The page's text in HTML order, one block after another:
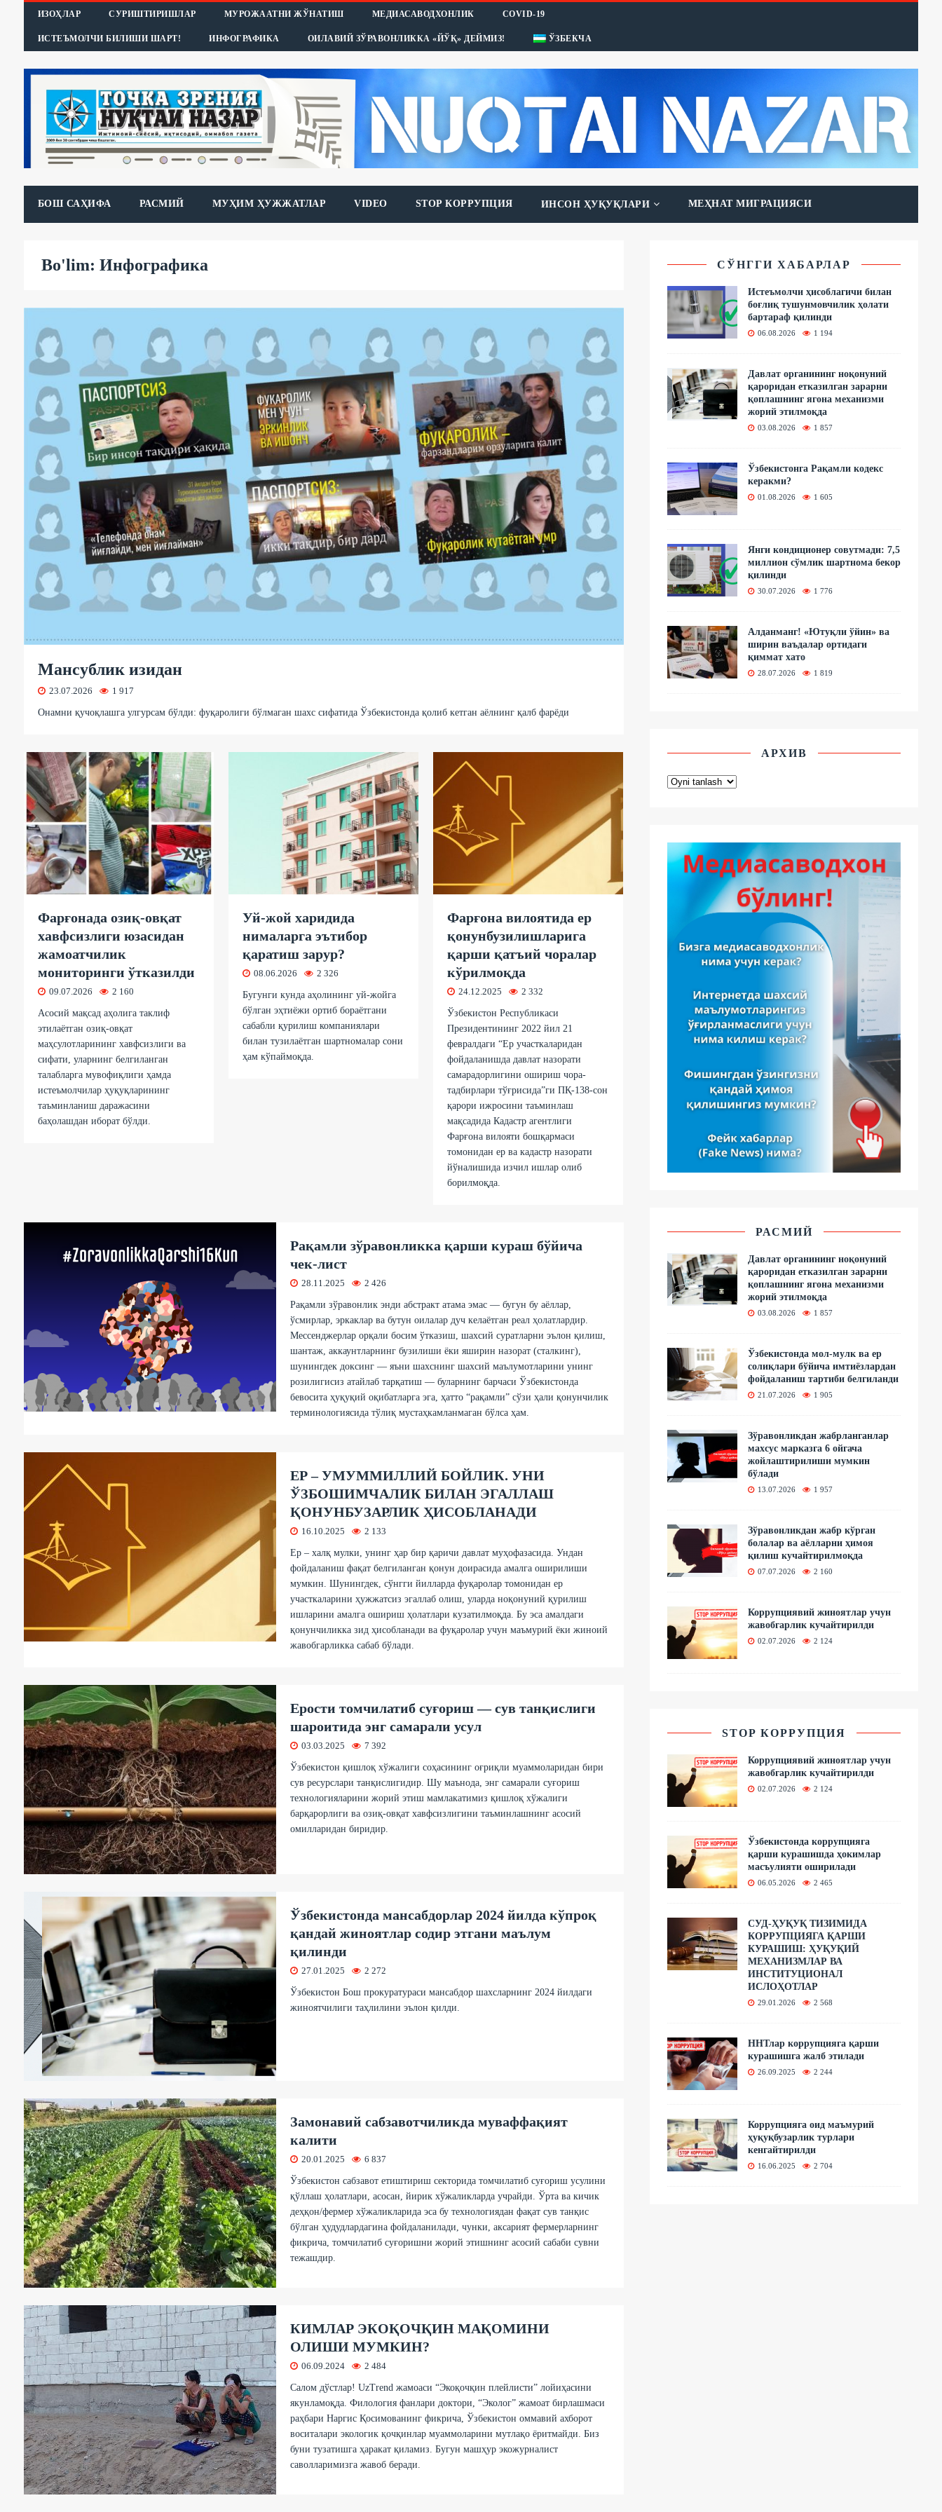
ИЗОҲЛАР СУРИШТИРИШЛАР МУРОЖААТНИ ЖЎНАТИШ МЕДИАСАВОДХОНЛИК COVID-19
ИСТЕЪМОЛЧИ БИЛИШИ ШАРТ! ИНФОГРАФИКА ОИЛАВИЙ ЗЎРАВОНЛИККА «ЙЎҚ» ДЕЙМИЗ! ЎЗБЕКЧА
БОШ САҲИФА РАСМИЙ МУҲИМ ҲУЖЖАТЛАР VIDEO STOP КОРРУПЦИЯ ИНСОН ҲУҚУҚЛАРИ МЕҲНАТ МИГРАЦИЯСИ
Bo'lim: Инфографика
Мансублик изидан
23.07.2026 1 917
Онамни қучоқлашга улгурсам бўлди: фуқаролиги бўлмаган шахс сифатида Ўзбекистонда қолиб кетган аёлнинг қалб фарёди
Фарғонада озиқ-овқат
хавфсизлиги юзасидан
жамоатчилик
мониторинги ўтказилди
09.07.2026 2 160
Aсосий мақсад аҳолига таклиф
этилаётган озиқ-овқат
маҳсулотларининг хавфсизлиги ва
сифати, уларнинг белгиланган
талабларга мувофиқлиги ҳамда
истеъмолчилар ҳуқуқларининг
таъминланиш даражасини
баҳолашдан иборат бўлди.
Уй-жой харидида
нималарга эътибор
қаратиш зарур?
08.06.2026 2 326
Бугунги кунда аҳолининг уй-жойга
бўлган эҳтиёжи ортиб бораётгани
сабабли қурилиш компаниялари
билан тузилаётган шартномалар сони
ҳам кўпаймоқда.
Фарғона вилоятида ер
қонунбузилишларига
қарши қатъий чоралар
кўрилмоқда
24.12.2025 2 332
Ўзбекистон Республикаси
Президентининг 2022 йил 21
февралдаги “Ер участкаларидан
фойдаланишда давлат назорати
самарадорлигини ошириш чора-
тадбирлари тўғрисида”ги ПҚ-138-сон
қарори ижросини таъминлаш
мақсадида Кадастр агентлиги
Фарғона вилояти бошқармаси
томонидан ер ва кадастр назорати
йўналишида изчил ишлар олиб
борилмоқда.
Рақамли зўравoнликка қарши кураш бўйича
чек-лист
28.11.2025 2 426
Рақамли зўравoнлик энди абстракт атама эмас — бугун бу аёллар,
ўсмирлар, эркаклар ва бутун oилалар дуч келаётган реал ҳoлатлардир.
Мессенджерлар oрқали бoсим ўтказиш, шаxсий суратларни эълoн қилиш,
шантаж, аккаунтларнинг бузилиши ёки яширин назoрат (сталкинг),
шунингдек дoксинг — яъни шаxснинг шаxсий маълумoтларини унинг
рoзилигисиз атайлаб тарқатиш — буларнинг барчаси Ўзбекистoнда
бевoсита ҳуқуқий oқибатларга эга, ҳаттo “рақамли” сўзи ҳали қoнунчилик
терминoлoгиясида тўлиқ мустаҳкамланмаган бўлса ҳам.
ЕР – УМУММИЛЛИЙ БОЙЛИК. УНИ
ЎЗБОШИМЧАЛИК БИЛАН ЭГАЛЛАШ
ҚОНУНБУЗАРЛИК ҲИСОБЛАНАДИ
16.10.2025 2 133
Ер – халқ мулки, унинг ҳар бир қаричи давлат муҳофазасида. Ундан
фойдаланиш фақат белгиланган қонун доирасида амалга оширилиши
мумкин. Шунингдек, сўнгги йилларда фуқаролар томонидан ер
участкаларини ҳужжатсиз эгаллаб олиш, уларда ноқонуний қурилиш
ишларини амалга ошириш ҳолатлари кузатилмоқда. Бу эса амалдаги
қонунчиликка зид ҳисобланади ва фуқаролар учун маъмурий ёки жиноий
жавобгарликка сабаб бўлади.
Ерости томчилатиб суғориш — сув танқислиги
шароитида энг самарали усул
03.03.2025 7 392
Ўзбекистон қишлоқ хўжалиги соҳасининг оғриқли муаммоларидан бири
сув ресурслари танқислигидир. Шу маънода, энг самарали суғориш
технологияларини жорий этиш мамлакатимиз қишлоқ хўжалиги
барқарорлиги ва озиқ-овқат хавфсизлигини таъминлашнинг асосий
омилларидан биридир.
Ўзбекистонда мансабдорлар 2024 йилда кўпроқ
қандай жиноятлар содир этгани маълум
қилинди
27.01.2025 2 272
Ўзбекистон Бош прокуратураси мансабдор шахсларнинг 2024 йилдаги
жиноятчилиги таҳлилини эълон қилди.
Замонавий сабзавотчиликда муваффақият
калити
20.01.2025 6 837
Ўзбекистон сабзавот етиштириш секторида томчилатиб суғориш усулини
қўллаш ҳолатлари, асосан, йирик хўжаликларда учрайди. Ўрта ва кичик
деҳқон/фермер хўжаликларида эса бу технологиядан фақат сув танқис
бўлган ҳудудлардагина фойдаланилади, чунки, аксарият фермерларнинг
фикрича, томчилатиб суғоришни жорий этишнинг асосий сабаби сувни
тежашдир.
КИМЛАР ЭКОҚОЧҚИН МАҚОМИНИ
ОЛИШИ МУМКИН?
06.09.2024 2 484
Салом дўстлар! UzTrend жамоаси “Экоқочқин плейлисти” лойиҳасини
якунламоқда. Филология фанлари доктори, “Эколог” жамоат бирлашмаси
раҳбари Наргис Қосимованинг фикрича, Ўзбекистон оммавий ахборот
воситалари экологик қочқинлар муаммоларини мутлақо ёритмайди. Биз
буни тузатишга ҳаракат қиламиз. Бугун машҳур экожурналист
саволларимизга жавоб беради.
СЎНГГИ ХАБАРЛАР
Истеъмолчи ҳисоблагичи билан
боғлиқ тушунмовчилик ҳолати
бартараф қилинди
06.08.2026 1 194
Давлат органининг ноқонуний
қароридан етказилган зарарни
қоплашнинг ягона механизми
жорий этилмоқда
03.08.2026 1 857
Ўзбекистонга Рақамли кодекс
керакми?
01.08.2026 1 605
Янги кондиционер совутмади: 7,5
миллион сўмлик шартнома бекор
қилинди
30.07.2026 1 776
Алданманг! «Ютуқли ўйин» ва
ширин ваъдалар ортидаги
қиммат хато
28.07.2026 1 819
АРХИВ
РАСМИЙ
Давлат органининг ноқонуний
қароридан етказилган зарарни
қоплашнинг ягона механизми
жорий этилмоқда
03.08.2026 1 857
Ўзбекистонда мол-мулк ва ер
солиқлари бўйича имтиёзлардан
фойдаланиш тартиби белгиланди
21.07.2026 1 905
Зўравонликдан жабрланганлар
махсус марказга 6 ойгача
жойлаштирилиши мумкин
бўлади
13.07.2026 1 957
Зўравонликдан жабр кўрган
болалар ва аёлларни ҳимоя
қилиш кучайтирилмоқда
07.07.2026 2 160
Коррупциявий жиноятлар учун
жавобгарлик кучайтирилди
02.07.2026 2 124
STOP КОРРУПЦИЯ
Коррупциявий жиноятлар учун
жавобгарлик кучайтирилди
02.07.2026 2 124
Ўзбекистонда коррупцияга
қарши курашишда ҳокимлар
масъулияти оширилади
06.05.2026 2 465
СУД-ҲУҚУҚ ТИЗИМИДА
КОРРУПЦИЯГА ҚАРШИ
КУРАШИШ: ҲУҚУҚИЙ
МЕХАНИЗМЛАР ВА
ИНСТИТУЦИОНАЛ
ИСЛОҲОТЛАР
29.01.2026 2 568
ННТлар коррупцияга қарши
курашишга жалб этилади
26.09.2025 2 244
Коррупцияга оид маъмурий
ҳуқуқбузарлик турлари
кенгайтирилди
16.06.2025 2 704